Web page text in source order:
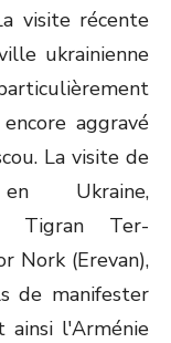
visite récente
ukrainienne
aggravé
La visite de
en Ukraine,
Tigran Ter-
Nork (Erevan),
de manifester
ainsi l'Arménie